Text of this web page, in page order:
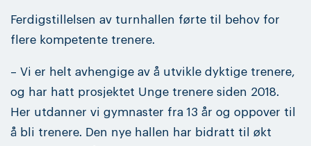
Ferdigstillelsen av turnhallen førte til behov for
flere kompetente trenere.
– Vi er helt avhengige av å utvikle dyktige trenere,
og har hatt prosjektet Unge trenere siden 2018.
Her utdanner vi gymnaster fra 13 år og oppover til
å bli trenere. Den nye hallen har bidratt til økt